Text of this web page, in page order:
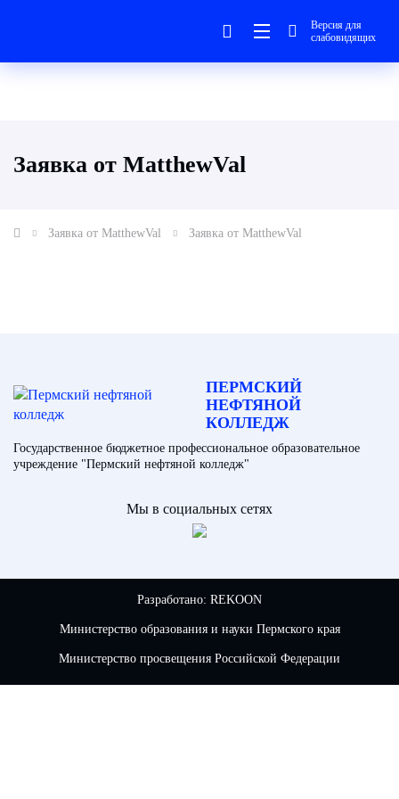
Версия для
слабовидящих
Заявка от MatthewVal
Заявка от MatthewVal Заявка от MatthewVal
ПЕРМСКИЙ
НЕФТЯНОЙ
КОЛЛЕДЖ
Государственное бюджетное профессиональное образовательное
учреждение "Пермский нефтяной колледж"
Мы в социальных сетях
Разработано: REKOON
Министерство образования и науки Пермского края
Министерство просвещения Российской Федерации